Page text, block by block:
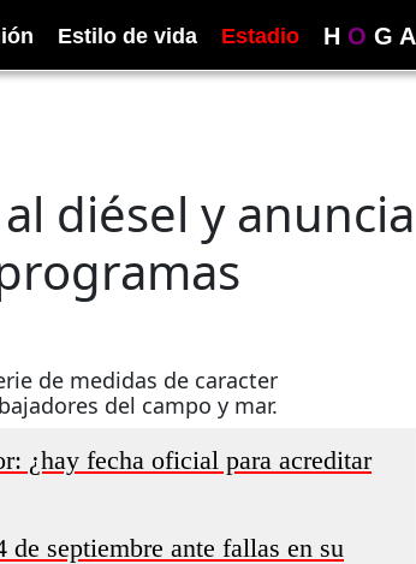
Estilo de vida Estadio H O G A
diésel y anuncia
de medidas de caracter
del campo y mar.
¿hay fecha oficial para acreditar
septiembre ante fallas en su